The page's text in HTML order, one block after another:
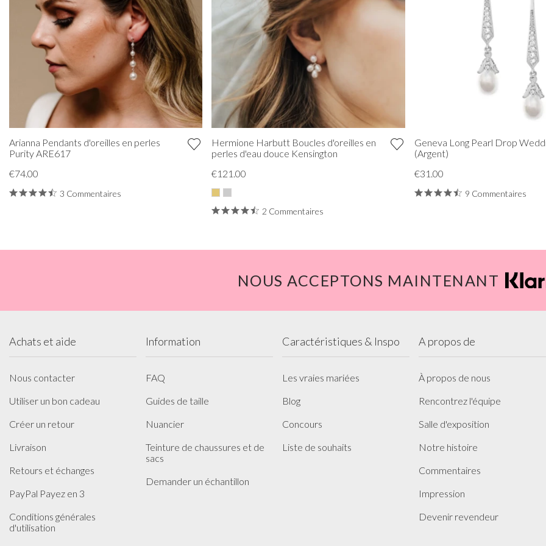
Arianna Pendants d'oreilles en perles
Purity ARE617
€74.00
3 Commentaires
Hermione Harbutt Boucles d'oreilles en
perles d'eau douce Kensington
€121.00
2 Commentaires
Geneva Long Pearl Drop
(Argent)
€31.00
9 Commentaires
NOUS ACCEPTONS MAINTENANT
Achats et aide
Nous contacter
Utiliser un bon cadeau
Créer un retour
Livraison
Retours et échanges
PayPal Payez en 3
Conditions générales
d'utilisation
Information
FAQ
Guides de taille
Nuancier
Teinture de chaussures et de
sacs
Demander un échantillon
Caractéristiques & Inspo
Les vraies mariées
Blog
Concours
Liste de souhaits
A propos de
À propos de nous
Rencontrez l'équipe
Salle d'exposition
Notre histoire
Commentaires
Impression
Devenir revendeur